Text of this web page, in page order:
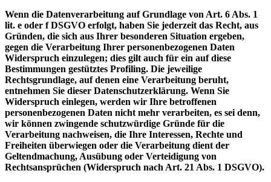
Wenn die Datenverarbeitung auf Grundlage von Art. 6 Abs. 1
lit. e oder f DSGVO erfolgt, haben Sie jederzeit das Recht, aus
Gründen, die sich aus Ihrer besonderen Situation ergeben,
gegen die Verarbeitung Ihrer personenbezogenen Daten
Widerspruch einzulegen; dies gilt auch für ein auf diese
Bestimmungen gestütztes Profiling. Die jeweilige
Rechtsgrundlage, auf denen eine Verarbeitung beruht,
entnehmen Sie dieser Datenschutzerklärung. Wenn Sie
Widerspruch einlegen, werden wir Ihre betroffenen
personenbezogenen Daten nicht mehr verarbeiten, es sei denn,
wir können zwingende schutzwürdige Gründe für die
Verarbeitung nachweisen, die Ihre Interessen, Rechte und
Freiheiten überwiegen oder die Verarbeitung dient der
Geltendmachung, Ausübung oder Verteidigung von
Rechtsansprüchen (Widerspruch nach Art. 21 Abs. 1 DSGVO).